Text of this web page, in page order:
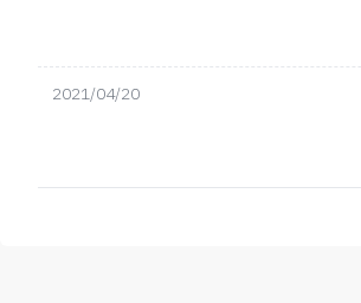
2021/04/20